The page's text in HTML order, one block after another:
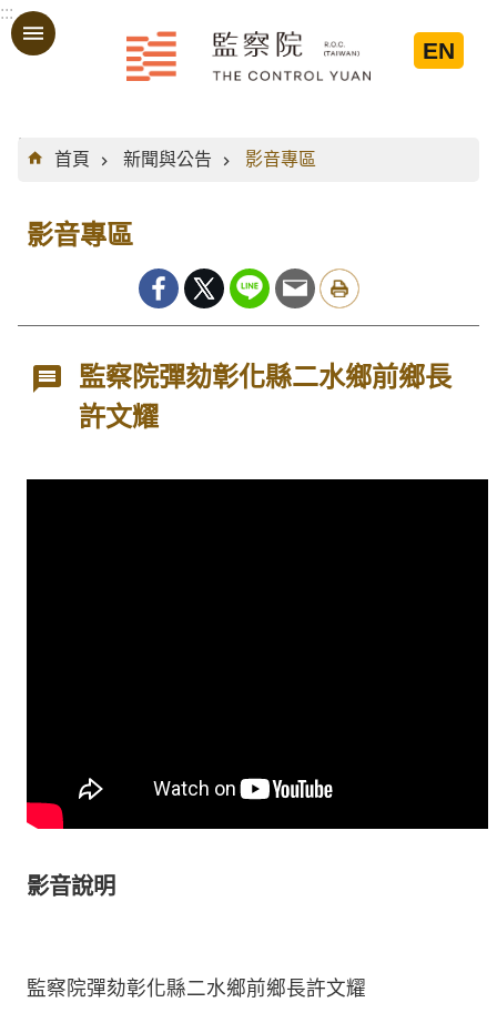
跳到主要內容區塊
:::
EN
:::
首頁
新聞與公告 影音專區
影音專區
監察院彈劾彰化縣二水鄉前鄉長
許文耀
影音說明
監察院彈劾彰化縣二水鄉前鄉長許文耀